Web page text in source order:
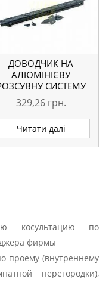
ДОВОДЧИК НА
АЛЮМІНІЄВУ
СИСТЕМУ
329,26 грн.
Читати далі
косультацию по
фирмы
проему (внутреннему
перегородки),